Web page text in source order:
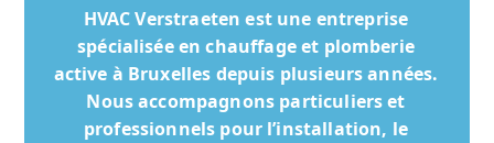
HVAC Verstraeten est une entreprise
spécialisée en chauffage et plomberie
active à Bruxelles depuis plusieurs années.
Nous accompagnons particuliers et
professionnels pour l’installation, le